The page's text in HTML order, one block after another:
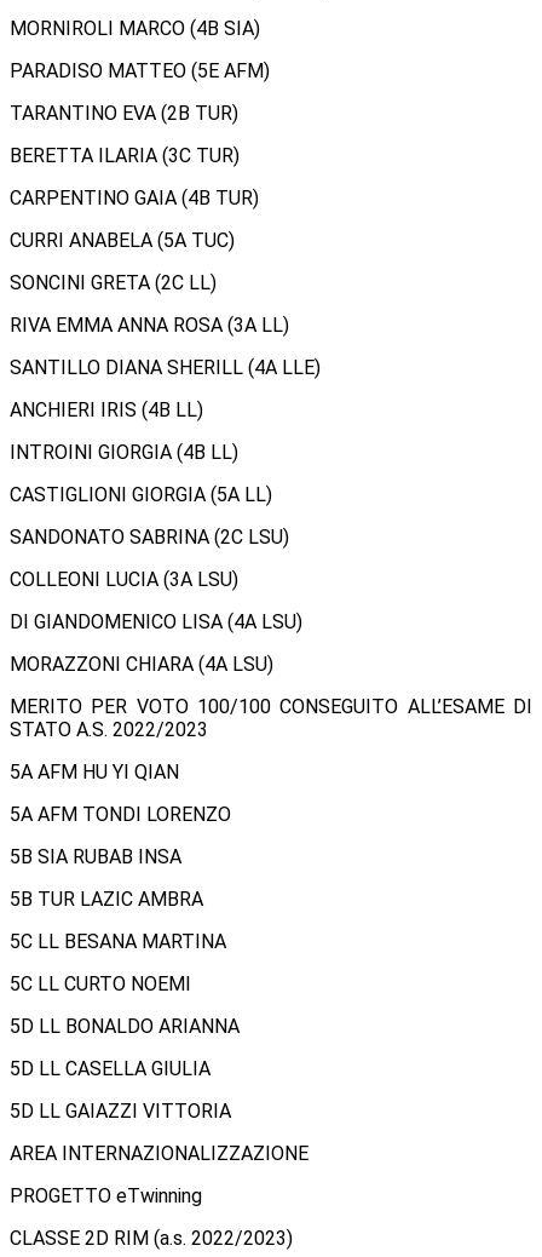
MORNIROLI MARCO (4B SIA)
PARADISO MATTEO (5E AFM)
TARANTINO EVA (2B TUR)
BERETTA ILARIA (3C TUR)
CARPENTINO GAIA (4B TUR)
CURRI ANABELA (5A TUC)
SONCINI GRETA (2C LL)
RIVA EMMA ANNA ROSA (3A LL)
SANTILLO DIANA SHERILL (4A LLE)
ANCHIERI IRIS (4B LL)
INTROINI GIORGIA (4B LL)
CASTIGLIONI GIORGIA (5A LL)
SANDONATO SABRINA (2C LSU)
COLLEONI LUCIA (3A LSU)
DI GIANDOMENICO LISA (4A LSU)
MORAZZONI CHIARA (4A LSU)
MERITO PER VOTO 100/100 CONSEGUITO ALL’ESAME DI
STATO A.S. 2022/2023
5A AFM HU YI QIAN
5A AFM TONDI LORENZO
5B SIA RUBAB INSA
5B TUR LAZIC AMBRA
5C LL BESANA MARTINA
5C LL CURTO NOEMI
5D LL BONALDO ARIANNA
5D LL CASELLA GIULIA
5D LL GAIAZZI VITTORIA
AREA INTERNAZIONALIZZAZIONE
PROGETTO eTwinning
CLASSE 2D RIM (a.s. 2022/2023)